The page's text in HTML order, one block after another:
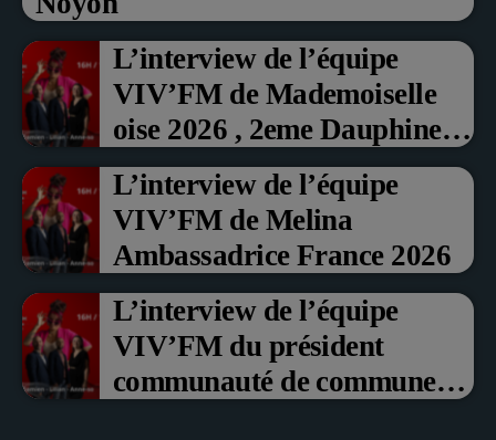
L’interview de l’équipe
VIV’FM de Mademoiselle
oise 2026 , 2eme Dauphine et
Prix du Public , Marche aux
fruits rouge Noyon 2026
L’interview de l’équipe
VIV’FM de Melina
Ambassadrice France 2026
L’interview de l’équipe
VIV’FM du président
communauté de communes